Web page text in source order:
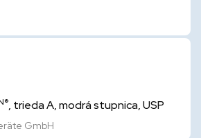
, trieda A, modrá stupnica, USP
GmbH